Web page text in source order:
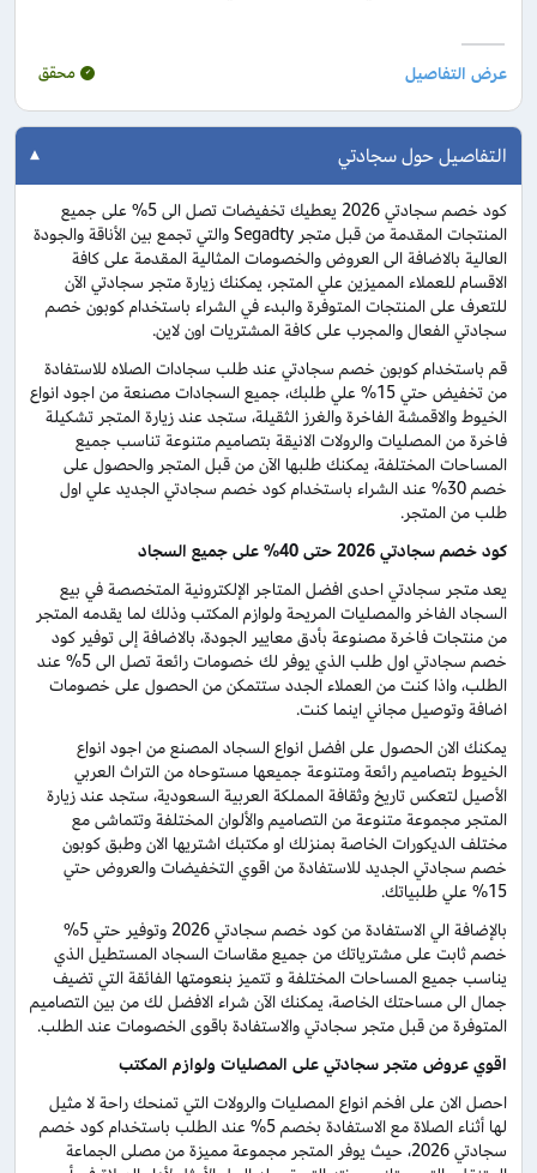
محقق
التفاصيل حول سجادتي
كود خصم سجادتي 2026 يعطيك تخفيضات تصل الى 5% على جميع
المنتجات المقدمة من قبل متجر Segadty والتي تجمع بين الأناقة والجودة
العالية بالاضافة الى العروض والخصومات المثالية المقدمة على كافة
الاقسام للعملاء المميزين علي المتجر، يمكنك زيارة متجر سجادتي الآن
للتعرف على المنتجات المتوفرة والبدء في الشراء باستخدام كوبون خصم
سجادتي الفعال والمجرب على كافة المشتريات اون لاين.
قم باستخدام كوبون خصم سجادتي عند طلب سجادات الصلاه للاستفادة
من تخفيض حتي 15% علي طلبك، جميع السجادات مصنعة من اجود انواع
الخيوط والاقمشة الفاخرة والغرز الثقيلة، ستجد عند زيارة المتجر تشكيلة
فاخرة من المصليات والرولات الانيقة بتصاميم متنوعة تناسب جميع
المساحات المختلفة، يمكنك طلبها الآن من قبل المتجر والحصول على
خصم 30% عند الشراء باستخدام كود خصم سجادتي الجديد علي اول
طلب من المتجر.
كود خصم سجادتي 2026 حتى 40% على جميع السجاد
يعد متجر سجادتي احدى افضل المتاجر الإلكترونية المتخصصة في بيع
السجاد الفاخر والمصليات المريحة ولوازم المكتب وذلك لما يقدمه المتجر
من منتجات فاخرة مصنوعة بأدق معايير الجودة، بالاضافة إلى توفير كود
خصم سجادتي اول طلب الذي يوفر لك خصومات رائعة تصل الى 5% عند
الطلب، واذا كنت من العملاء الجدد ستتمكن من الحصول على خصومات
اضافة وتوصيل مجاني اينما كنت.
يمكنك الان الحصول على افضل انواع السجاد المصنع من اجود انواع
الخيوط بتصاميم رائعة ومتنوعة جميعها مستوحاه من التراث العربي
الأصيل لتعكس تاريخ وثقافة المملكة العربية السعودية، ستجد عند زيارة
المتجر مجموعة متنوعة من التصاميم والألوان المختلفة وتتماشى مع
مختلف الديكورات الخاصة بمنزلك او مكتبك اشتريها الان وطبق كوبون
خصم سجادتي الجديد للاستفادة من اقوي التخفيضات والعروض حتي
15% علي طلبياتك.
بالإضافة الي الاستفادة من كود خصم سجادتي 2026 وتوفير حتي 5%
خصم ثابت على مشترياتك من جميع مقاسات السجاد المستطيل الذي
يناسب جميع المساحات المختلفة و تتميز بنعومتها الفائقة التي تضيف
جمال الى مساحتك الخاصة، يمكنك الآن شراء الافضل لك من بين التصاميم
المتوفرة من قبل متجر سجادتي والاستفادة باقوى الخصومات عند الطلب.
اقوي عروض متجر سجادتي على المصليات ولوازم المكتب
احصل الان على افخم انواع المصليات والرولات التي تمنحك راحة لا مثيل
لها أثناء الصلاة مع الاستفادة بخصم 5% عند الطلب باستخدام كود خصم
سجادتي 2026، حيث يوفر المتجر مجموعة مميزة من مصلى الجماعة